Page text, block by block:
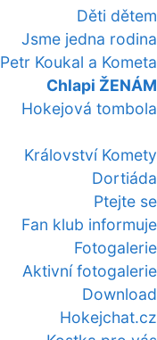
Děti dětem
Jsme jedna rodina
Petr Koukal a Kometa
Chlapi ŽENÁM
Hokejová tombola
Království Komety
Dortiáda
Ptejte se
Fan klub informuje
Fotogalerie
Aktivní fotogalerie
Download
Hokejchat.cz